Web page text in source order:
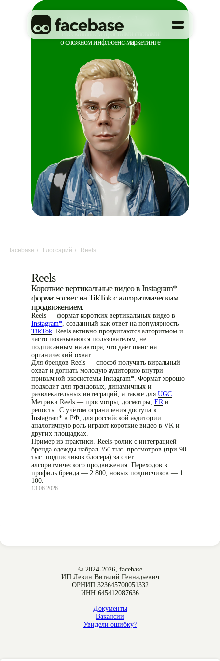
Рассказываем простыми словами
о сложном инфлюенс-маркетинге
Глоссарий facebase
facebase / Глоссарий / Reels
Reels
Короткие вертикальные видео в Instagram* —
формат-ответ на TikTok с алгоритмическим
продвижением.
Reels — формат коротких вертикальных видео в
Instagram*, созданный как ответ на популярность
TikTok. Reels активно продвигаются алгоритмом и
часто показываются пользователям, не
подписанным на автора, что даёт шанс на
органический охват.
Для брендов Reels — способ получить виральный
охват и догнать молодую аудиторию внутри
привычной экосистемы Instagram*. Формат хорошо
подходит для трендовых, динамичных и
развлекательных интеграций, а также для UGC.
Метрики Reels — просмотры, досмотры, ERи
репосты. С учётом ограничения доступа к
Instagram* в РФ, для российской аудитории
аналогичную роль играют короткие видео в VK и
других площадках.
Пример из практики. Reels-ролик с интеграцией
бренда одежды набрал 350 тыс. просмотров (при 90
тыс. подписчиков блогера) за счёт
алгоритмического продвижения. Переходов в
профиль бренда — 2 800, новых подписчиков — 1
100.
13.06.2026
© 2024-2026, facebase
ИП Левин Виталий Геннадьевич
ОРНИП 323645700051332
ИНН 645412087636
Документы
Вакансии
Увидели ошибку?